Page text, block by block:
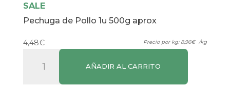
SALE
Pechuga de Pollo 1u 500g aprox
4,48€ Precio por kg: 8,96€ /kg
Pechuga
AÑADIR AL CARRITO